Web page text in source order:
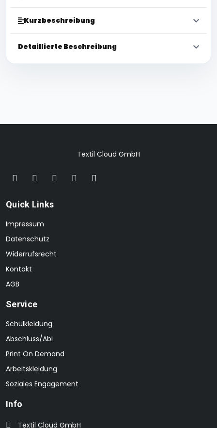
Kurzbeschreibung
Detaillierte Beschreibung
Textil Cloud GmbH
Quick Links
Impressum
Datenschutz
Widerrufsrecht
Kontakt
AGB
Service
Schulkleidung
Abschluss/Abi
Print On Demand
Arbeitskleidung
Soziales Engagement
Info
Textil Cloud GmbH